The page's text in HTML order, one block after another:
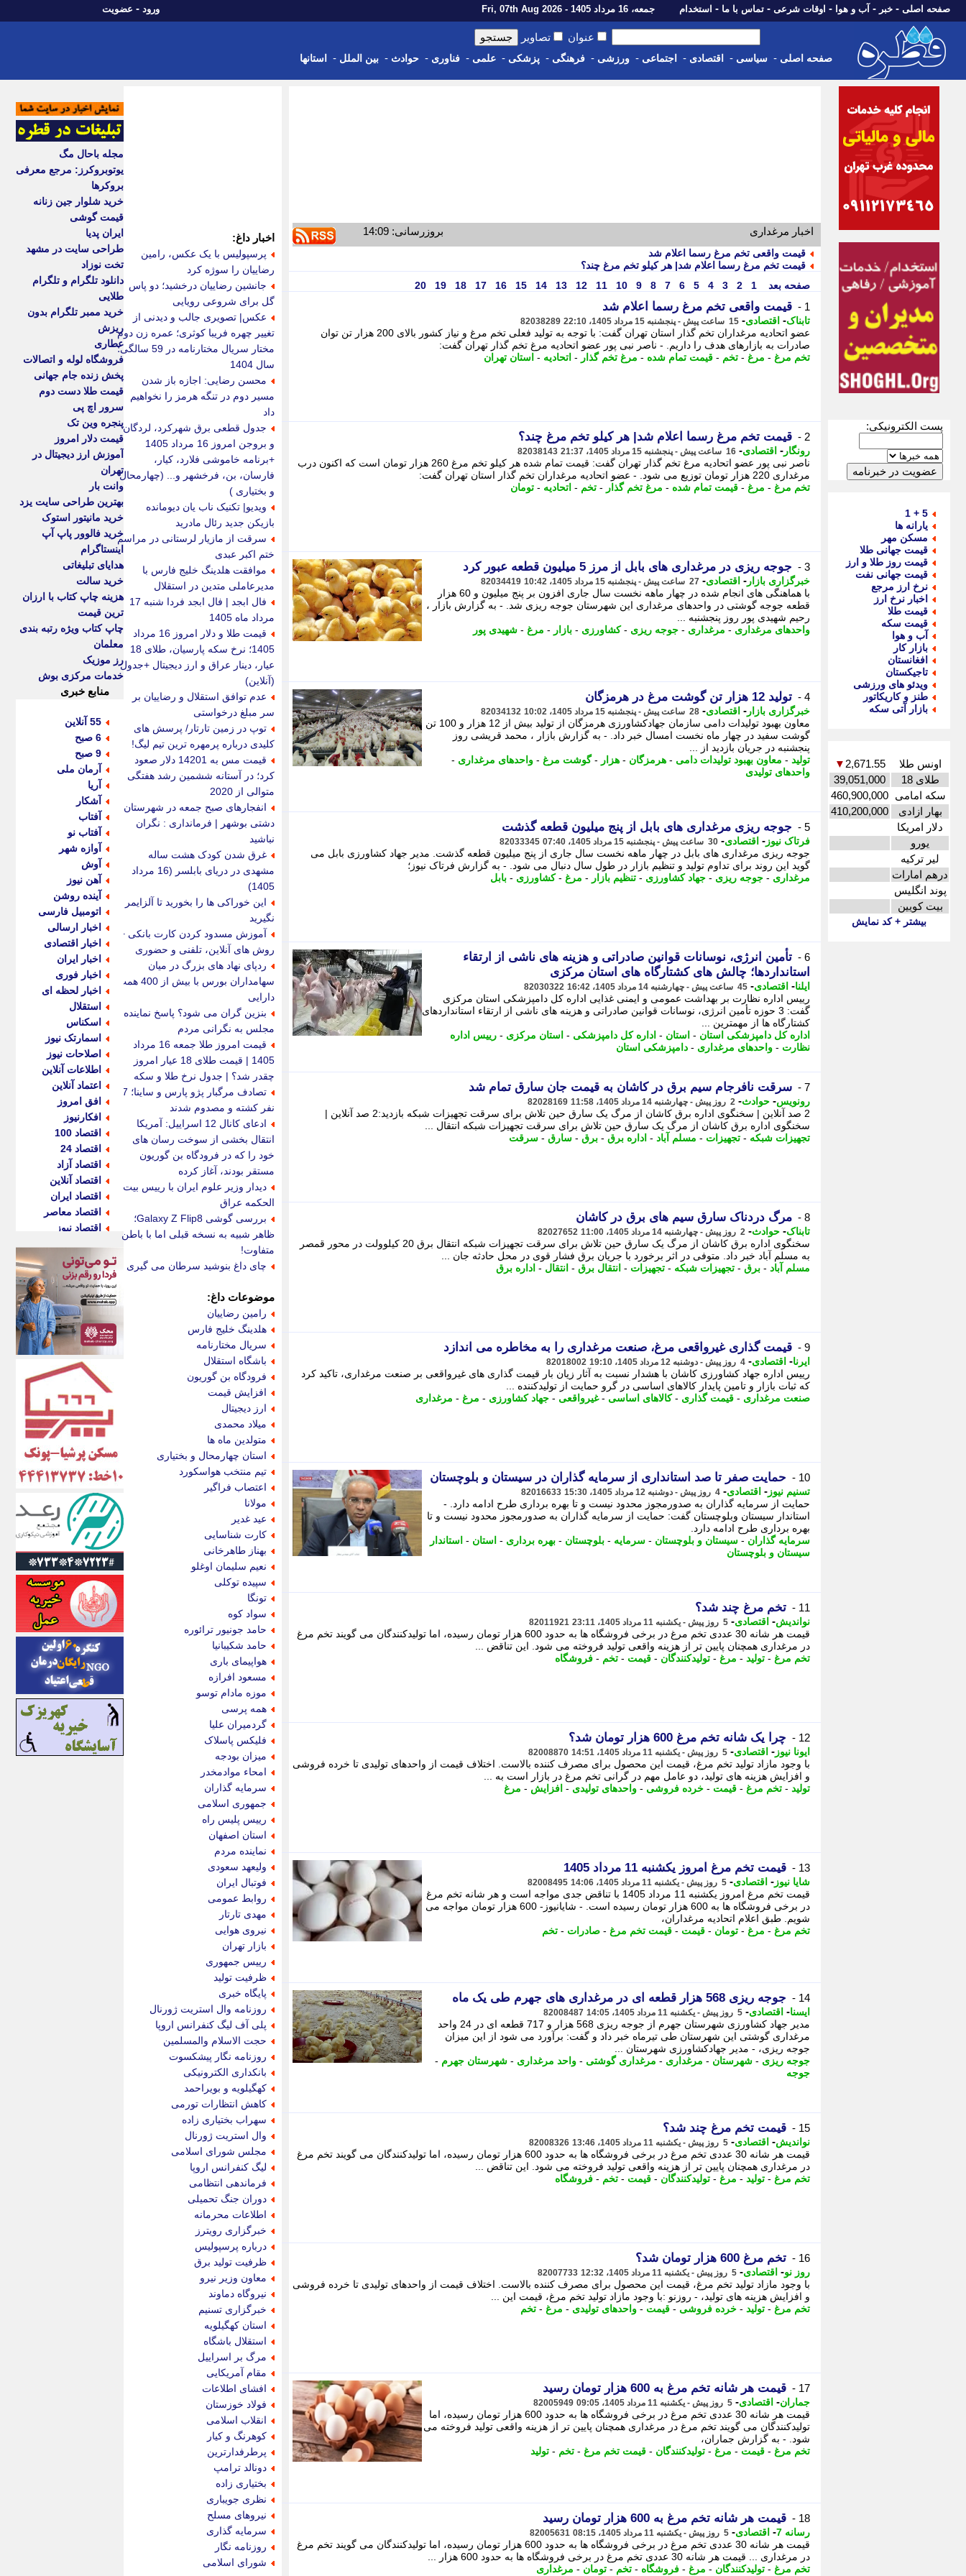
صفحه اصلی - خبر - آب و هوا - اوقات شرعی - تماس با ما - استخدام جمعه، 16 مرداد 1405 - Fri, 07th Aug 2026 ورود - عضویت
عنوان تصاویر
صفحه اصلی - سیاسی - اقتصادی - اجتماعی - ورزشی - فرهنگی - پزشکی - علمی - فناوری - حوادث - بین الملل - استانها
پست الکترونیکی:
5 + 1
یارانه ها
مسکن مهر
قیمت جهانی طلا
قیمت روز طلا و ارز
قیمت جهانی نفت
نرخ ارز مرجع
اخبار نرخ ارز
قیمت طلا
قیمت سکه
آب و هوا
بازار کار
افغانستان
تاجیکستان
ویدئو های ورزشی
طنز و کاریکاتور
بازار آتی سکه
اونس طلا 2,671.55
▼
طلای 18
39,051,000
سکه امامی 460,900,000
بهار ازادی
410,200,000
دلار امریکا
یورو
لیر ترکیه
درهم امارات
پوند انگلیس
بیت کویین
بیشتر + کد نمایش
اخبار مرغداری بروزرسانی: 14:09
قیمت واقعی تخم مرغ رسما اعلام شد
قیمت تخم مرغ رسما اعلام شد| هر کیلو تخم مرغ چند؟
صفحه بعد
1
2
3
4
5
6
7
8
9
10
11
12
13
14
15
16
17
18
19
20
1 - قیمت واقعی تخم مرغ رسما اعلام شد
تابناک- اقتصادی- 15 ساعت پیش - پنجشنبه 15 مرداد 1405، 22:10 82038289
عضو اتحادیه مرغداران تخم گذار استان تهران گفت: با توجه به تولید فعلی تخم مرغ و نیاز کشور بالای 200 هزار تن توان
صادرات به بازارهای هدف را داریم. - ناصر نبی پور عضو اتحادیه مرغ تخم گذار تهران گفت:
تخم مرغ - مرغ - تخم - قیمت تمام شده - مرغ تخم گذار - اتحادیه - استان تهران
2 - قیمت تخم مرغ رسما اعلام شد| هر کیلو تخم مرغ چند؟
رونگار - اقتصادی- 16 ساعت پیش - پنجشنبه 15 مرداد 1405، 21:37 82038143
ناصر نبی پور عضو اتحادیه مرغ تخم گذار تهران گفت: قیمت تمام شده هر کیلو تخم مرغ 260 هزار تومان است که اکنون درب
مرغداری 220 هزار تومان توزیع می شود. - عضو اتحادیه مرغداران تخم گذار استان تهران گفت:
تخم مرغ - مرغ - قیمت تمام شده - مرغ تخم گذار - تخم - اتحادیه - تومان
3 - جوجه ریزی در مرغداری های بابل از مرز 5 میلیون قطعه عبور کرد
خبرگزاری بازار - اقتصادی- 27 ساعت پیش - پنجشنبه 15 مرداد 1405، 10:42 82034419
با هماهنگی های انجام شده در چهار ماهه نخست سال جاری افزون بر پنج میلیون و 60 هزار
قطعه جوجه گوشتی در واحدهای مرغداری این شهرستان جوجه ریزی شد. - به گزارش بازار ،
رحیم شهیدی پور روز پنجشنبه ...
واحدهای مرغداری - مرغداری - جوجه ریزی -کشاورزی - بازار - مرغ - شهیدی پور
4 - تولید 12 هزار تن گوشت مرغ در هرمزگان
خبرگزاری بازار - اقتصادی- 28 ساعت پیش - پنجشنبه 15 مرداد 1405، 10:02 82034132
معاون بهبود تولیدات دامی سازمان جهادکشاورزی هرمزگان از تولید بیش از 12 هزار و 100 تن
گوشت سفید در چهار ماه نخست امسال خبر داد. - به گزارش بازار ، محمد قریشی روز
پنجشنبه در جریان بازدید از ...
تولید - معاون بهبود تولیدات دامی - هرمزگان - هزار -گوشت مرغ - واحدهای مرغداری -
واحدهای تولیدی
5 - جوجه ریزی مرغداری های بابل از پنج میلیون قطعه گذشت
فرتاک نیوز - اقتصادی- 30 ساعت پیش - پنجشنبه 15 مرداد 1405، 07:40 82033345
جوجه ریزی مرغداری های بابل در چهار ماهه نخست سال جاری از پنج میلیون قطعه گذشت. مدیر جهاد کشاورزی بابل می
گوید این روند برای تداوم تولید و تنظیم بازار در طول سال دنبال می شود. - به گزارش فرتاک نیوز؛
مرغداری - جوجه ریزی - جهاد کشاورزی - تنظیم بازار - مرغ -کشاورزی - بابل
6 -
تأمین انرژی، نوسانات قوانین صادراتی و هزینه های ناشی از ارتقاء
استانداردها؛ چالش های کشتارگاه های استان مرکزی
ایلنا- اقتصادی- 45 ساعت پیش - چهارشنبه 14 مرداد 1405، 16:42 82030322
رییس اداره نظارت بر بهداشت عمومی و ایمنی غذایی اداره کل دامپزشکی استان مرکزی
گفت: 3 حوزه تأمین انرژی، نوسانات قوانین صادراتی و هزینه های ناشی از ارتقاء استانداردهای
کشتارگاه ها از مهمترین ...
اداره کل دامپزشکی استان - استان - اداره کل دامپزشکی - استان مرکزی - رییس اداره
نظارت - واحدهای مرغداری - دامپزشکی استان
7 - سرقت نافرجام سیم برق در کاشان به قیمت جان سارق تمام شد
رونویس- حوادث- 2 روز پیش - چهارشنبه 14 مرداد 1405، 11:58 82028169
2 صد آنلاین | سخنگوی اداره برق کاشان از مرگ یک سارق حین تلاش برای سرقت تجهیزات شبکه بازدید:2 صد آنلاین |
سخنگوی اداره برق کاشان از مرگ یک سارق حین تلاش برای سرقت تجهیزات شبکه انتقال ...
تجهیزات شبکه - تجهیزات - مسلم آباد - اداره برق - برق - سارق - سرقت
8 - مرگ دردناک سارق سیم های برق در کاشان
تابناک- حوادث- 2 روز پیش - چهارشنبه 14 مرداد 1405، 11:00 82027652
سخنگوی اداره برق کاشان از مرگ یک سارق حین تلاش برای سرقت تجهیزات شبکه انتقال برق 20 کیلوولت در محور قمصر
به مسلم آباد خبر داد. متوفی در اثر برخورد با جریان برق فشار قوی در محل حادثه جان ...
مسلم آباد - برق - تجهیزات شبکه - تجهیزات - انتقال برق - انتقال - اداره برق
9 - قیمت گذاری غیرواقعی مرغ، صنعت مرغداری را به مخاطره می اندازد
ایرنا- اقتصادی- 4 روز پیش - دوشنبه 12 مرداد 1405، 19:10 82018002
رییس اداره جهاد کشاورزی کاشان با هشدار نسبت به آثار زیان بار قیمت گذاری های غیرواقعی بر صنعت مرغداری، تاکید کرد
که ثبات بازار و تامین پایدار کالاهای اساسی در گرو حمایت از تولیدکننده ...
صنعت مرغداری - قیمت گذاری -کالاهای اساسی -غیرواقعی - جهاد کشاورزی - مرغ - مرغداری
10 - حمایت صفر تا صد استانداری از سرمایه گذاران در سیستان و بلوچستان
تسنیم نیوز - اقتصادی- 4 روز پیش - دوشنبه 12 مرداد 1405، 15:30 82016633
حمایت از سرمایه گذاران به صدورمجوز محدود نیست و تا بهره برداری طرح ادامه دارد. -
استاندار سیستان وبلوچستان گفت: حمایت از سرمایه گذاران به صدورمجوز محدود نیست و تا
بهره برداری طرح ادامه دارد.
سرمایه گذاران - سیستان و بلوچستان - سرمایه - بلوچستان - بهره برداری - استان - استاندار
سیستان و بلوچستان
11 - تخم مرغ چند شد؟
نواندیش- اقتصادی- 5 روز پیش - یکشنبه 11 مرداد 1405، 23:11 82011921
قیمت هر شانه 30 عددی تخم مرغ در برخی فروشگاه ها به حدود 600 هزار تومان رسیده، اما تولیدکنندگان می گویند تخم مرغ
در مرغداری همچنان پایین تر از هزینه واقعی تولید فروخته می شود. این تناقض ...
تخم مرغ - تولید - مرغ - تولیدکنندگان - قیمت - تخم - فروشگاه
12 - چرا یک شانه تخم مرغ 600 هزار تومان شد؟
ایونا نیوز - اقتصادی- 5 روز پیش - یکشنبه 11 مرداد 1405، 14:51 82008870
با وجود مازاد تولید تخم مرغ، قیمت این محصول برای مصرف کننده بالاست. اختلاف قیمت از واحدهای تولیدی تا خرده فروشی
و افزایش هزینه های تولید، دو عامل مهم در گرانی تخم مرغ در بازار است به ...
تولید - تخم مرغ - قیمت - خرده فروشی - واحدهای تولیدی - افزایش - مرغ
13 - قیمت تخم مرغ امروز یکشنبه 11 مرداد 1405
شایا نیوز - اقتصادی- 5 روز پیش - یکشنبه 11 مرداد 1405، 14:06 82008495
قیمت تخم مرغ امروز یکشنبه 11 مرداد 1405 با تناقض جدی مواجه است و هر شانه تخم مرغ
در برخی فروشگاه ها به 600 هزار تومان رسیده است. - شایانیوز- 600 هزار تومان مواجه می
شویم. طبق اعلام اتحادیه مرغداران،
تخم مرغ - مرغ - تومان - قیمت - قیمت تخم مرغ - صادرات - تخم
14 - جوجه ریزی 568 هزار قطعه ای در مرغداری های جهرم طی یک ماه
ایسنا- اقتصادی- 5 روز پیش - یکشنبه 11 مرداد 1405، 14:05 82008487
مدیر جهاد کشاورزی شهرستان جهرم از جوجه ریزی 568 هزار و 717 قطعه ای در 24 واحد
مرغداری گوشتی این شهرستان طی تیرماه خبر داد و گفت: برآورد می شود از این میزان
جوجه ریزی، - مدیر جهادکشاورزی شهرستان ...
جوجه ریزی - شهرستان - مرغداری - مرغداری گوشتی - واحد مرغداری - شهرستان جهرم -
جوجه
15 - قیمت تخم مرغ چند شد؟
نواندیش- اقتصادی- 5 روز پیش - یکشنبه 11 مرداد 1405، 13:46 82008326
قیمت هر شانه 30 عددی تخم مرغ در برخی فروشگاه ها به حدود 600 هزار تومان رسیده، اما تولیدکنندگان می گویند تخم مرغ
در مرغداری همچنان پایین تر از هزینه واقعی تولید فروخته می شود. این تناقض ...
تخم مرغ - تولید - مرغ - تولیدکنندگان - قیمت - تخم - فروشگاه
16 - تخم مرغ 600 هزار تومان شد؟
روز نو- اقتصادی- 5 روز پیش - یکشنبه 11 مرداد 1405، 12:32 82007733
با وجود مازاد تولید تخم مرغ، قیمت این محصول برای مصرف کننده بالاست. اختلاف قیمت از واحدهای تولیدی تا خرده فروشی
و افزایش هزینه های تولید، - روزنو :با وجود مازاد تولید تخم مرغ، قیمت این ...
تخم مرغ - تولید - خرده فروشی - قیمت - واحدهای تولیدی - مرغ - تخم
17 - قیمت هر شانه تخم مرغ به 600 هزار تومان رسید
جماران- اقتصادی- 5 روز پیش - یکشنبه 11 مرداد 1405، 09:05 82005949
قیمت هر شانه 30 عددی تخم مرغ در برخی فروشگاه ها به حدود 600 هزار تومان رسیده، اما
تولیدکنندگان می گویند تخم مرغ در مرغداری همچنان پایین تر از هزینه واقعی تولید فروخته می
شود. - به گزارش جماران،
تخم مرغ - قیمت - مرغ - تولیدکنندگان - قیمت تخم مرغ - تخم - تولید
18 - قیمت هر شانه تخم مرغ به 600 هزار تومان رسید
رسانه 7 - اقتصادی- 5 روز پیش - یکشنبه 11 مرداد 1405، 08:15 82005631
قیمت هر شانه 30 عددی تخم مرغ در برخی فروشگاه ها به حدود 600 هزار تومان رسیده، اما تولیدکنندگان می گویند تخم مرغ
در مرغداری ... قیمت هر شانه 30 عددی تخم مرغ در برخی فروشگاه ها به حدود 600 هزار ...
تخم مرغ - تولیدکنندگان - مرغ - فروشگاه - تخم - تومان - مرغداری
اخبار داغ:
پرسپولیس با یک عکس، رامین
رضاییان را سوژه کرد
جانشین رضاییان درخشید؛ دو پاس
گل برای شروعی رویایی
عکس| تصویری جالب و دیدنی از
تغییر چهره فریبا کوثری؛ عمره زن دوم
مختار سریال مختارنامه در 59 سالگی؛
سال 1404
محسن رضایی: اجازه باز شدن
مسیر دوم در تنگه هرمز را نخواهیم
داد
جدول قطعی برق شهرکرد، لردگان
و بروجن امروز 16 مرداد 1405
+برنامه خاموشی فلارد، کیار،
فارسان، بن، فرخشهر و... (چهارمحال
و بختیاری )
ویدیو| تکنیک ناب یان دیومانده
بازیکن جدید رئال مادرید
سرقت از مازیار لرستانی در مراسم
ختم اکبر عبدی
موافقت هلدینگ خلیج فارس با
مدیرعاملی متدین در استقلال
فال ابجد | فال ابجد فردا شنبه 17
مرداد ماه 1405
قیمت طلا و دلار امروز 16 مرداد
1405؛ نرخ سکه پارسیان، طلای 18
عیار، دینار عراق و ارز دیجیتال +جدول
(آنلاین)
عدم توافق استقلال و رضاییان بر
سر مبلغ درخواستی
توپ در زمین تارتار/ پرسش های
کلیدی درباره پرمهره ترین تیم لیگ!
قیمت مس به 14201 دلار صعود
کرد؛ در آستانه ششمین رشد هفتگی
متوالی از 2020
انفجارهای صبح جمعه در شهرستان
دشتی بوشهر | فرمانداری : نگران
نباشید
غرق شدن کودک هشت ساله
مشهدی در دریای بابلسر (16 مرداد
1405)
این خوراکی ها را بخورید تا آلزایمر
نگیرید
آموزش مسدود کردن کارت بانکی +
روش های آنلاین، تلفنی و حضوری
ردپای نهاد های بزرگ در میان
سهامداران بورس با بیش از 400 همت
دارایی
بنزین گران می شود؟ پاسخ نماینده
مجلس به نگرانی مردم
قیمت امروز طلا جمعه 16 مرداد
1405 | قیمت طلای 18 عیار امروز
چقدر شد؟ | جدول نرخ طلا و سکه
تصادف مرگبار پژو پارس و ساینا؛ 7
نفر کشته و مصدوم شدند
ادعای کانال 12 اسراییل: آمریکا
انتقال بخشی از سوخت رسان های
خود را که در فرودگاه بن گوریون
مستقر بودند، آغاز کرده
دیدار وزیر علوم ایران با رییس بیت
الحکمه عراق
بررسی گوشی Galaxy Z Flip8؛
ظاهر شبیه به نسخه قبلی اما با باطن
متفاوت!
چای داغ بنوشید سرطان می گیری
موضوعات داغ:
رامین رضاییان
هلدینگ خلیج فارس
سریال مختارنامه
باشگاه استقلال
فرودگاه بن گوریون
افزایش قیمت
ارز دیجیتال
میلاد محمدی
متولدین ماه ها
استان چهارمحال و بختیاری
تیم منتخب هواسکورد
اعتصاب فراگیر
مولانا
عید غدیر
کارت شناسایی
بهناز طاهرخانی
نعیم سلیمان اوغلو
سپیده توکلی
تونگا
سواد کوه
حامد جونیور ترائوره
حامد شکیبانیا
هواپیمای باری
مسعود افرازه
موزه مادام توسو
همه پرسی
گردمیران علیا
فلیکس پاسلاک
میزان بودجه
امحاء موادمخدر
سرمایه گذاران
جمهوری اسلامی
رییس پلیس راه
استان اصفهان
نماینده مردم
ولیعهد سعودی
فوتبال ایران
روابط عمومی
مهدی تارتار
نیروی هوایی
بازار تهران
رییس جمهوری
ظرفیت تولید
پایگاه خبری
روزنامه وال استریت ژورنال
پلی آف لیگ کنفرانس اروپا
حجت الاسلام والمسلمین
روزنامه نگار پیشکسوت
بانکداری الکترونیکی
کهگیلویه و بویراحمد
کاهش انتظارات تورمی
سهراب بختیاری زاده
وال استریت ژورنال
مجلس شورای اسلامی
لیگ کنفرانس اروپا
فرماندهی انتظامی
دوران جنگ تحمیلی
اطلاعات محرمانه
خبرگزاری رویترز
درباره پرسپولیس
ظرفیت تولید برق
معاون وزیر نیرو
نیروگاه دماوند
خبرگزاری تسنیم
استان کهگیلویه
استقلال باشگاه
مرگ بر اسراییل
مقام آمریکایی
افشای اطلاعات
فولاد خوزستان
انقلاب اسلامی
کوهرنگ و کیار
پرطرفدارترین
دونالد ترامپ
بختیاری زاده
نظری جویباری
نیروهای مسلح
سرمایه گذاری
روزنامه نگار
شورای اسلامی
مجله باحال مگ
یوتوبروکرز: مرجع معرفی
بروکرها
خرید شلوار جین زنانه
قیمت گوشی
ایران پدیا
طراحی سایت در مشهد
تخت نوزاد
دانلود تلگرام و تلگرام
طلایی
خرید ممبر تلگرام بدون
ریزش
عطاری
فروشگاه لوله و اتصالات
پخش زنده جام جهانی
قیمت طلا دست دوم
سرور اچ پی
پنجره وین تک
قیمت دلار امروز
آموزش ارز دیجیتال در
تهران
وانت بار
بهترین طراحی سایت یزد
خرید مانیتور استوک
خرید فالوور پاپ آپ
اینستاگرام
هدایای تبلیغاتی
خرید سالت
هزینه چاپ کتاب با ارزان
ترین قیمت
چاپ کتاب ویژه رتبه بندی
معلمان
رز موزیک
خدمات مرکزی بوش
منابع خبری
55 آنلاین
6 صبح
9 صبح
آرمان ملی
آریا
آشکار
آفتاب
آفتاب نو
آوازه شهر
آوش
آهن نیوز
آینده روشن
اتومبیل فارسی
اخبار ارسالی
اخبار اقتصادی
اخبار ایران
اخبار فوری
اخبار لحظه ای
استقلال
اسکناس
اسمارتک نیوز
اصلاحات نیوز
اطلاعات آنلاین
اعتماد آنلاین
افق امروز
افکارنیوز
اقتصاد 100
اقتصاد 24
اقتصاد آزاد
اقتصاد آنلاین
اقتصاد ایران
اقتصاد معاصر
اقتصاد نیوز
اکوفارس
اکونگار
اکونیوز
الف
انتشار آنلاین
اندیشه قرن
اندیشه معاصر
اندیشه ها
انرژی پرس
ای استخدام
ایتنا
ایراف
ایران آرت
ایران آنلاین
ایران زندگی
ایران فوری
ایرانی روز
ایرانیتال
ایرنا
ایسکانیوز
ایسنا
ایکنا
ایلنا
اینتیتر
ایونا نیوز
بازتاب آنلاین
باشگاه خبرنگاران
باغستان نیوز
بامبوک
ببین و بخون
بدینسان
بنکر